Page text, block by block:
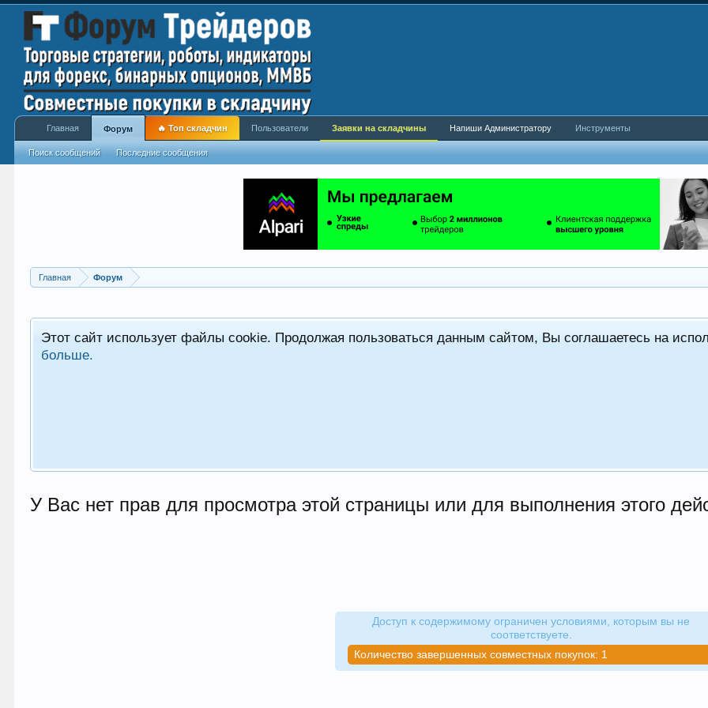
Главная Форум
Этот сайт использует файлы cookie. Продолжая пользоваться данным сайтом, Вы соглашаетесь на
больше.
У Вас нет прав для просмотра этой страницы или для выполнения этого
Доступ к содержимому ограничен условиями, которым вы не
соответствуете.
Количество завершенных совместных покупок: 1
Главная Форум
Поиск сообщений Последние сообщения
🔥 Топ складчин Пользователи Заявки на складчины Напиши Администратору Инструменты